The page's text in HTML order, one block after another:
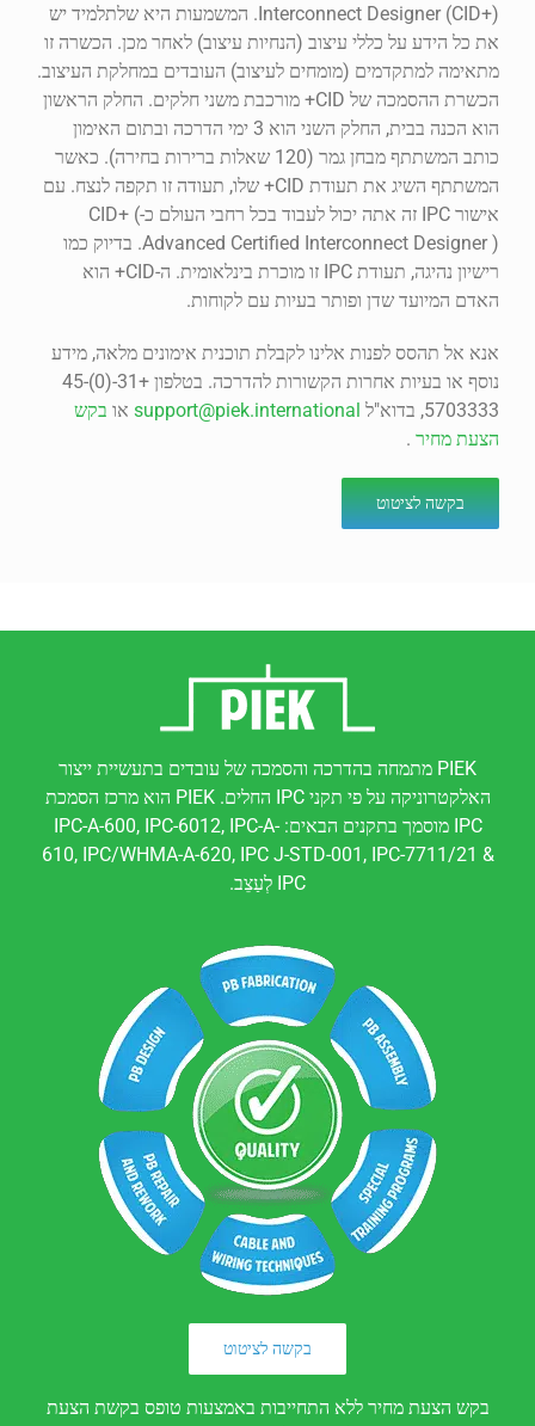
Interconnect Designer (CID+). המשמעות היא שלתלמיד יש
את כל הידע על כללי עיצוב (הנחיות עיצוב) לאחר מכן. הכשרה זו
מתאימה למתקדמים (מומחים לעיצוב) העובדים במחלקת העיצוב.
הכשרת ההסמכה של CID+ מורכבת משני חלקים. החלק הראשון
הוא הכנה בבית, החלק השני הוא 3 ימי הדרכה ובתום האימון
כותב המשתתף מבחן גמר (120 שאלות ברירות בחירה). כאשר
המשתתף השיג את תעודת CID+ שלו, תעודה זו תקפה לנצח. עם
אישור IPC זה אתה יכול לעבוד בכל רחבי העולם כ-CID+ (
Advanced Certified Interconnect Designer ). בדיוק כמו
רישיון נהיגה, תעודת IPC זו מוכרת בינלאומית. ה-CID+ הוא
האדם המיועד שדן ופותר בעיות עם לקוחות.
אנא אל תהסס לפנות אלינו לקבלת תוכנית אימונים מלאה, מידע
נוסף או בעיות אחרות הקשורות להדרכה. בטלפון +31-(0)45-
5703333, בדוא"ל
support@piek.internationalאו בקש
הצעת מחיר.
בקשה לציטוט
PIEK מתמחה בהדרכה והסמכה של עובדים בתעשיית ייצור
האלקטרוניקה על פי תקני IPC החלים. PIEK הוא מרכז הסמכת
IPC מוסמך בתקנים הבאים: IPC-A-600, IPC-6012, IPC-A-
610, IPC/WHMA-A-620, IPC J-STD-001, IPC-7711/21 &
IPC לְעַצֵב.
בקשה לציטוט
בקש הצעת מחיר ללא התחייבות באמצעות טופס בקשת הצעת